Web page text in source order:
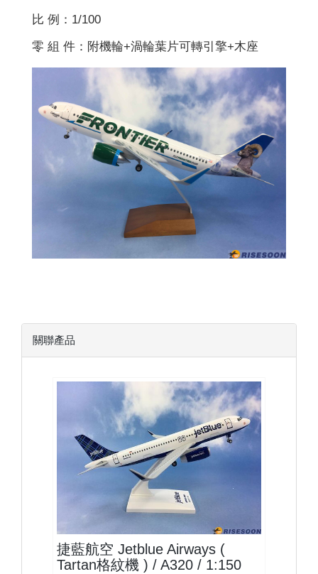
比 例：1/100
零 組 件：附機輪+渦輪葉片可轉引擎+木座
關聯產品
JBU15A320P04 $1500
捷藍航空 Jetblue Airways (
Tartan格紋機 ) / A320 / 1:150